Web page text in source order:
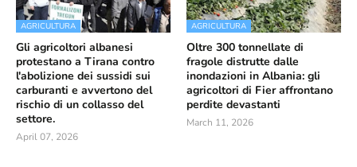
AGRICULTURA
Gli agricoltori albanesi
protestano a Tirana contro
l'abolizione dei sussidi sui
carburanti e avvertono del
rischio di un collasso del
settore.
April 07, 2026
AGRICULTURA
Oltre 300 tonnellate di
fragole distrutte dalle
inondazioni in Albania: gli
agricoltori di Fier affrontano
perdite devastanti
March 11, 2026